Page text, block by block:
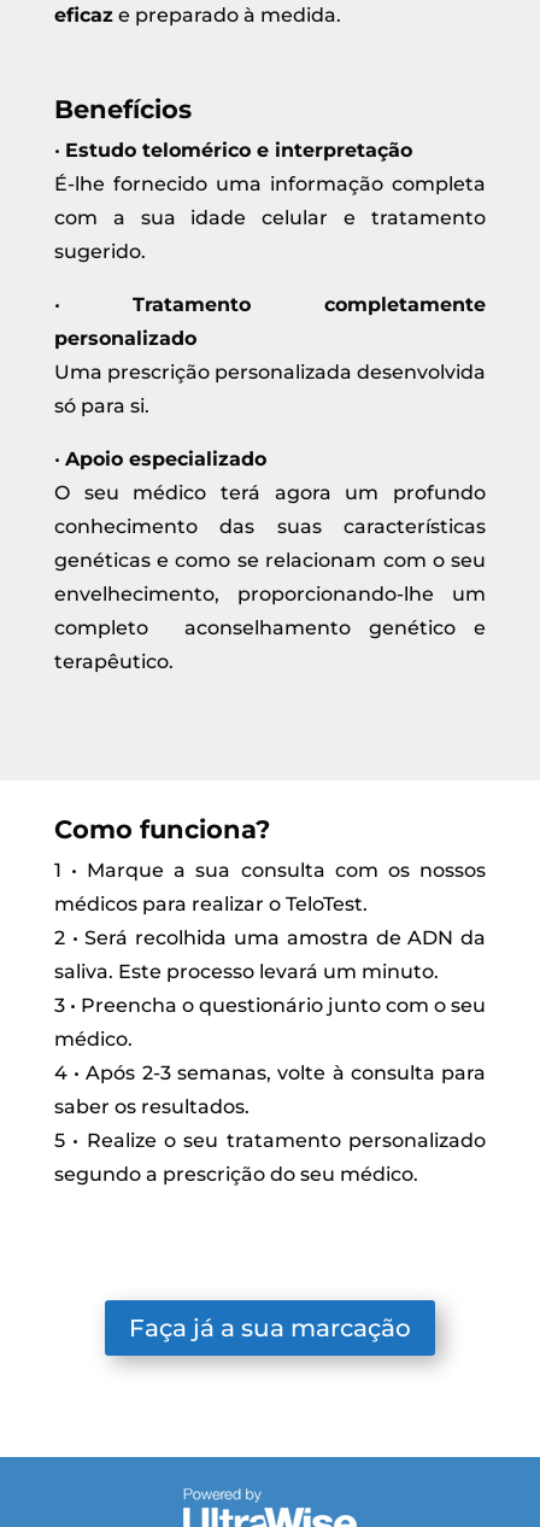
eficaze preparado à medida.
Benefícios
• Estudo telomérico e interpretação
É-lhe fornecido uma informação completa
com a sua idade celular e tratamento
sugerido.
• Tratamento completamente
personalizado
Uma prescrição personalizada desenvolvida
só para si.
• Apoio especializado
O seu médico terá agora um profundo
conhecimento das suas características
genéticas e como se relacionam com o seu
envelhecimento, proporcionando-lhe um
completo aconselhamento genético e
terapêutico.
Como funciona?
1 • Marque a sua consulta com os nossos
médicos para realizar o TeloTest.
2 • Será recolhida uma amostra de ADN da
saliva. Este processo levará um minuto.
3 • Preencha o questionário junto com o seu
médico.
4 • Após 2-3 semanas, volte à consulta para
saber os resultados.
5 • Realize o seu tratamento personalizado
segundo a prescrição do seu médico.
Faça já a sua marcação